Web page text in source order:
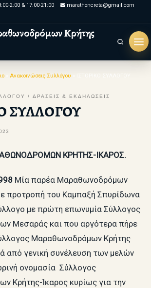
2:00 & 17:00-21:00 marathoncreta@gmail.com
Κρήτης
Search
Ανακοινώσεις Συλλόγου
ΔΡΑΣΕΙΣ & ΕΚΔΗΛΩΣΕΙΣ
ΣΥΛΛΟΓΟΥ
ΚΡΗΤΗΣ-ΙΚΑΡΟΣ.
Μία παρέα Μαραθωνοδρόμων
προτροπή του Καμπαξή Σπυρίδωνα
με πρώτη επωνυμία Σύλλογος
Μεσαράς και που αργότερα πήρε
Μαραθωνοδρόμων Κρήτης
από γενική συνέλευση των μελών
ονομασία Σύλλογος
Κρήτης-Ίκαρος κυρίως για την